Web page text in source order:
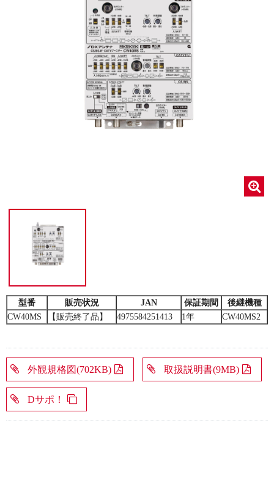
型番 販売状況 JAN 保証期間
後継機種
CW40MS
【販売終了品】 4975584251413 1年 CW40MS2
外観規格図(702KB) 取扱説明書(9MB)
Dサポ！